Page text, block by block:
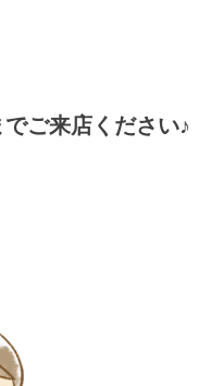
ご来店ください♪